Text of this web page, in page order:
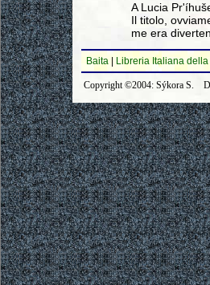
A Lucia
Il titolo,
me era
Baita Libreria Italiana
Copyright ©2004: Sýkora S.